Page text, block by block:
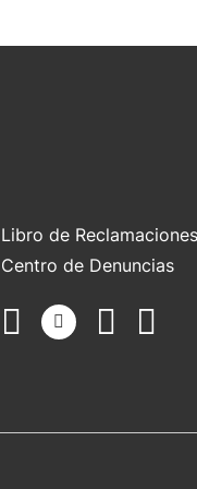
Libro de Reclamaciones
Centro de Denuncias